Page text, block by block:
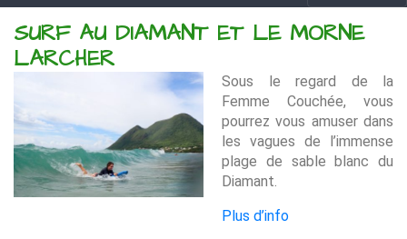
SURF AU DIAMANT ET LE MORNE
LARCHER
Sous le regard de la
Femme Couchée, vous
pourrez vous amuser dans
les vagues de l’immense
plage de sable blanc du
Diamant.
Plus d’info